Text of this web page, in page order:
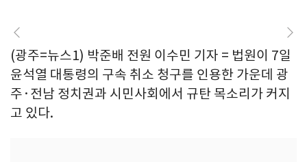
(광주=뉴스1) 박준배 전원 이수민 기자 = 법원이 7일
윤석열 대통령의 구속 취소 청구를 인용한 가운데 광
주·전남 정치권과 시민사회에서 규탄 목소리가 커지
고 있다.